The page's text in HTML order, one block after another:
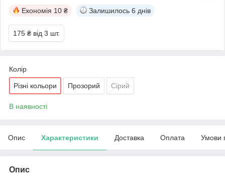
Економія 10 ₴ Залишилось 6 днів
175 ₴ від 3 шт.
Колір
Різні кольори Прозорий Сірий
В наявності
Опис Характеристики Доставка Оплата Умови
Опис